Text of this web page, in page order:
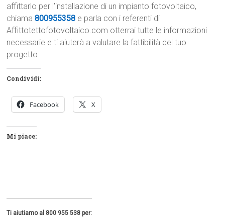
affittarlo per l’installazione di un impianto fotovoltaico,
chiama800955358 e parla con i referenti di
Affittotettofotovoltaico.com otterrai tutte le informazioni
necessarie e ti aiuterà a valutare la fattibilità del tuo
progetto.
Condividi:
Facebook X
Mi piace:
Ti aiutiamo al 800 955 538 per: